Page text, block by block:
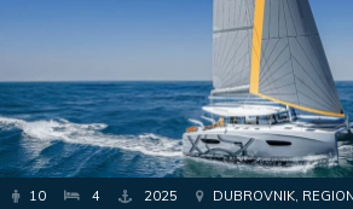
10 4 2025 DUBROVNIK,